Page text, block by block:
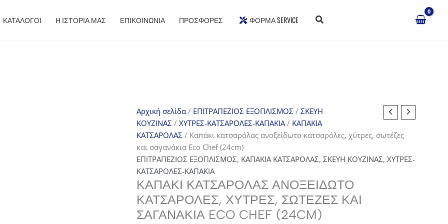
ΚΑΤΑΛΟΓΟΙ Η ΙΣΤΟΡΙΑ ΜΑΣ ΕΠΙΚΟΙΝΩΝΙΑ ΠΡΟΣΦΟΡΈΣ ΦΌΡΜΑ SERVICE
Αρχική σελίδα/ ΕΠΙΤΡΑΠΕΖΙΟΣ ΕΞΟΠΛΙΣΜΟΣ/ ΣΚΕΥΗ
ΚΟΥΖΙΝΑΣ/ ΧΥΤΡΕΣ-ΚΑΤΣΑΡΟΛΕΣ-ΚΑΠΑΚΙΑ/ ΚΑΠΑΚΙΑ
ΚΑΤΣΑΡΟΛΑΣ/ Καπάκι κατσαρόλας ανοξείδωτο κατσαρόλες, χύτρες, σωτέζες
και σαγανάκια Eco Chef (24cm)
ΕΠΙΤΡΑΠΕΖΙΟΣ ΕΞΟΠΛΙΣΜΟΣ, ΚΑΠΑΚΙΑ ΚΑΤΣΑΡΟΛΑΣ, ΣΚΕΥΗ ΚΟΥΖΙΝΑΣ, ΧΥΤΡΕΣ-
ΚΑΤΣΑΡΟΛΕΣ-ΚΑΠΑΚΙΑ
ΚΑΠΆΚΙ ΚΑΤΣΑΡΌΛΑΣ ΑΝΟΞΕΊΔΩΤΟ
ΚΑΤΣΑΡΌΛΕΣ, ΧΎΤΡΕΣ, ΣΩΤΈΖΕΣ ΚΑΙ
ΣΑΓΑΝΆΚΙΑ ECO CHEF (24CM)